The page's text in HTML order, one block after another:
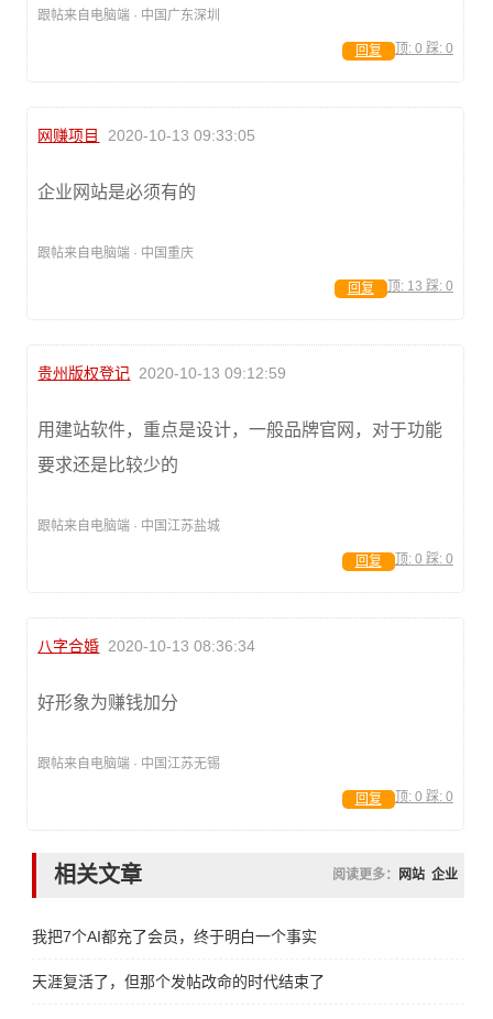
跟帖来自电脑端 · 中国广东深圳
顶: 0 踩: 0
回复
网赚项目 2020-10-13 09:33:05
企业网站是必须有的
跟帖来自电脑端 · 中国重庆
顶: 13 踩: 0
回复
贵州版权登记 2020-10-13 09:12:59
用建站软件，重点是设计，一般品牌官网，对于功能
要求还是比较少的
跟帖来自电脑端 · 中国江苏盐城
顶: 0 踩: 0
回复
八字合婚 2020-10-13 08:36:34
好形象为赚钱加分
跟帖来自电脑端 · 中国江苏无锡
顶: 0 踩: 0
回复
相关文章 阅读更多： 网站 企业
我把7个AI都充了会员，终于明白一个事实
天涯复活了，但那个发帖改命的时代结束了